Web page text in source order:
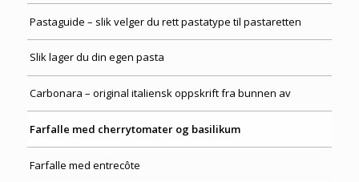
Pastaguide – slik velger du rett pastatype til pastaretten
Slik lager du din egen pasta
Carbonara – original italiensk oppskrift fra bunnen av
Farfalle med cherrytomater og basilikum
Farfalle med entrecôte